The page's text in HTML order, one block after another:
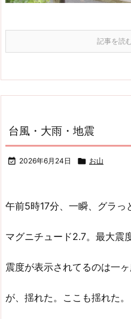
記事を読
台風・大雨・地震
 2026年6月24日  お山
午前5時17分、一瞬、グラっ
マグニチュード2.7。最大震
震度が表示されてるのは一ヶ
が、揺れた。ここも揺れた。